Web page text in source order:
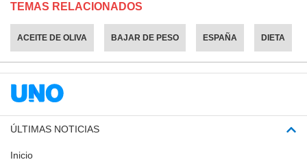
TEMAS RELACIONADOS
ACEITE DE OLIVA BAJAR DE PESO ESPAÑA DIETA
ÚLTIMAS NOTICIAS
Inicio